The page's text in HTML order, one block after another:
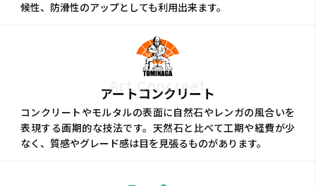
候性、防滑性のアップとしても利用出来ます。
Art Concreet
アートコンクリート
コンクリートやモルタルの表面に自然石やレンガの風合いを
表現する画期的な技法です。天然石と比べて工期や経費が少
なく、質感やグレード感は目を見張るものがあります。